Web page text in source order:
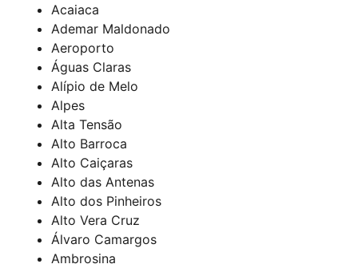
Acaiaca
Ademar Maldonado
Aeroporto
Águas Claras
Alípio de Melo
Alpes
Alta Tensão
Alto Barroca
Alto Caiçaras
Alto das Antenas
Alto dos Pinheiros
Alto Vera Cruz
Álvaro Camargos
Ambrosina